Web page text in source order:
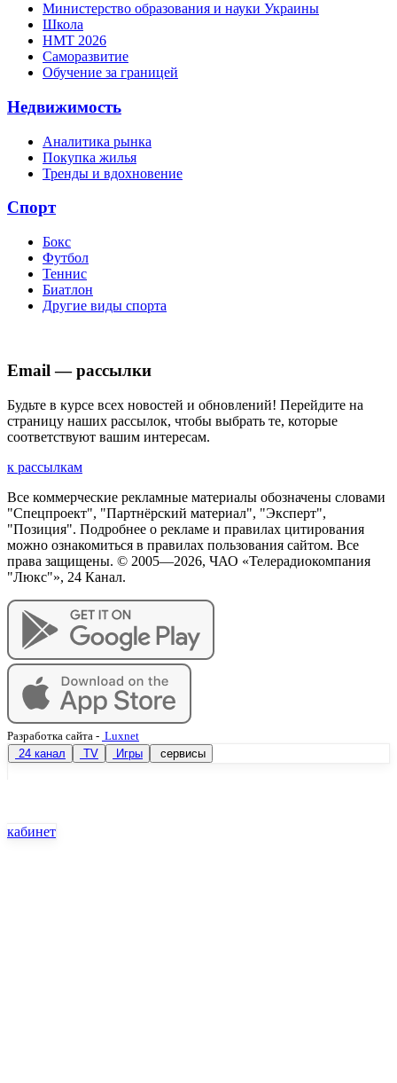
Министерство образования и науки Украины
Школа
НМТ 2026
Саморазвитие
Обучение за границей
Недвижимость
Аналитика рынка
Покупка жилья
Тренды и вдохновение
Спорт
Бокс
Футбол
Теннис
Биатлон
Другие виды спорта
Email — рассылки
Будьте в курсе всех новостей и обновлений! Перейдите на
страницу наших рассылок, чтобы выбрать те, которые
соответствуют вашим интересам.
к рассылкам
Все коммерческие рекламные материалы обозначены словами
"Спецпроект", "Партнёрский материал", "Эксперт",
"Позиция". Подробнее о рекламе и правилах цитирования
можно ознакомиться в правилах пользования сайтом. Все
права защищены. © 2005—2026, ЧАО «Телерадиокомпания
"Люкс"», 24 Канал.
Разработка сайта - Luxnet
24 канал
TV Игры сервисы
кабинет